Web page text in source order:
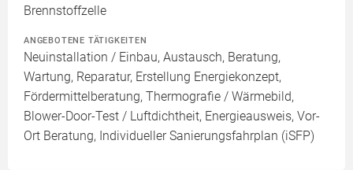
Brennstoffzelle
ANGEBOTENE TÄTIGKEITEN
Neuinstallation / Einbau, Austausch, Beratung,
Wartung, Reparatur, Erstellung Energiekonzept,
Fördermittelberatung, Thermografie / Wärmebild,
Blower-Door-Test / Luftdichtheit, Energieausweis, Vor-
Ort Beratung, Individueller Sanierungsfahrplan (iSFP)